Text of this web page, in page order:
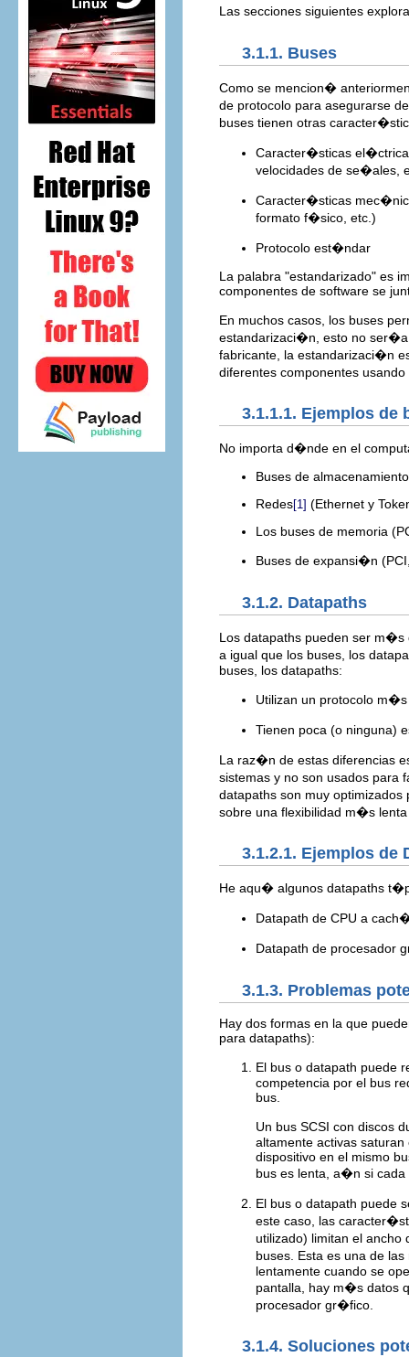
Las secciones siguientes
3.1.1. Buses
Como se mencion�
de protocolo para asegurarse
buses tienen otras
Caracter�sticas
velocidades de se�ales,
Caracter�sticas
formato f�sico, etc.)
Protocolo est�ndar
La palabra "estandarizado" es
componentes de software se
En muchos casos, los buses
estandarizaci�n, esto no ser�a
fabricante, la estandarizaci�n
diferentes componentes
3.1.1.1. Ejemplos de
No importa d�nde en el
Buses de
Redes[1] (Ethernet y
Los buses de memoria
Buses de expansi�n
3.1.2. Datapaths
Los datapaths pueden ser
a igual que los buses, los
buses, los datapaths:
Utilizan un protocolo
Tienen poca (o ninguna)
La raz�n de estas diferencias
sistemas y no son usados para
datapaths son muy
sobre una flexibilidad m�s
3.1.2.1. Ejemplos de
He aqu� algunos datapaths
Datapath de CPU a
Datapath de procesador
3.1.3. Problemas
Hay dos formas en la que
para datapaths):
El bus o datapath puede
competencia por el bus
bus.
Un bus SCSI con discos
altamente activas
dispositivo en el mismo
bus es lenta, a�n si
El bus o datapath puede
este caso, las
utilizado) limitan el
buses. Esta es una de
lentamente cuando se
pantalla, hay m�s datos
procesador gr�fico.
3.1.4. Soluciones